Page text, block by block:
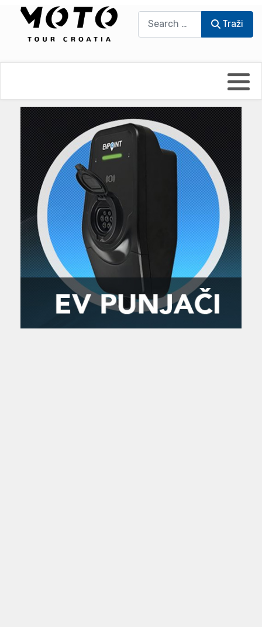
Traži
UmPaDrum
Moto servisi
Impressum
Damir Žerić - ELPASSO
Dario Dinter - Moto TOZ
Igor Kreč - UmPaDrum
Igor Kukec Brmbi
Slaven Gajdek
MTC - Moto Tour Croatia
Moto putopisi
Vikend vožnje
Zanimljivost
Najave i noviteti